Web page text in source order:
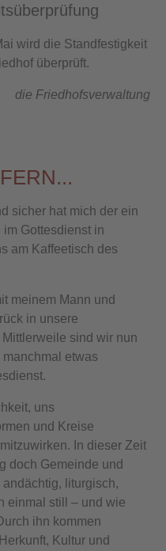
wird die Standfestigkeit
überprüft.
die Friedhofsverwaltung
sicher hat mich der ein
Gottesdienst in
am Kaffeetisch des
meinem Mann und
in unsere
sind wir nun
etwas
uns
und Kreise
In dieser Zeit
doch Gemeinde und
liturgisch,
einmal still – und wie
ihn kommen
Kultur und